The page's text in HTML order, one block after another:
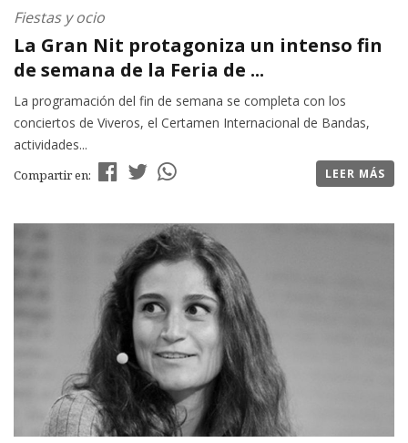
Fiestas y ocio
La Gran Nit protagoniza un intenso fin
de semana de la Feria de ...
La programación del fin de semana se completa con los
conciertos de Viveros, el Certamen Internacional de Bandas,
actividades...
Compartir en: LEER MÁS